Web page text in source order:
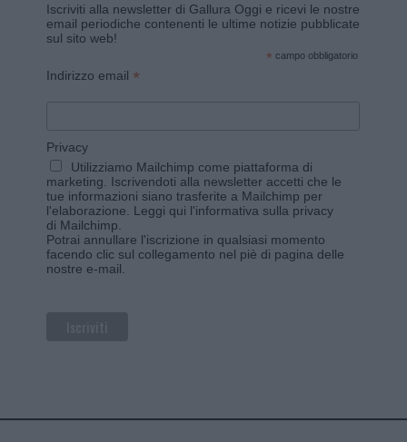
Iscriviti alla newsletter di Gallura Oggi e ricevi le nostre
email periodiche contenenti le ultime notizie pubblicate
sul sito web!
* campo obbligatorio
Indirizzo email *
Privacy
Utilizziamo Mailchimp come piattaforma di
marketing. Iscrivendoti alla newsletter accetti che le
tue informazioni siano trasferite a Mailchimp per
l'elaborazione. Leggi qui l'informativa sulla privacy
di Mailchimp.
Potrai annullare l'iscrizione in qualsiasi momento
facendo clic sul collegamento nel piè di pagina delle
nostre e-mail.